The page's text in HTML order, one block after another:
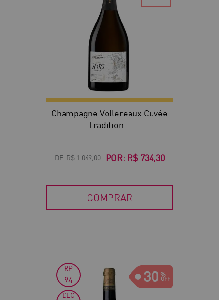
Champagne Vollereaux Cuvée
Tradition...
DE:R$ 1.049,00 POR: R$ 734,30
COMPRAR
30
RP
94
DEC